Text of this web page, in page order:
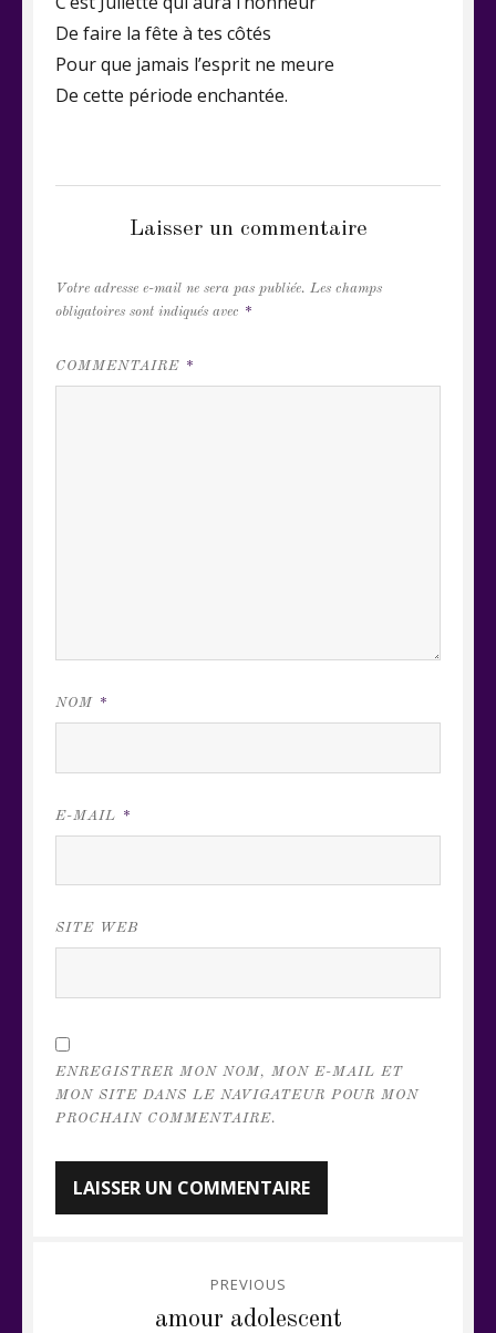
De faire la fête à tes côtés
Pour que jamais l’esprit ne meure
De cette période enchantée.
Laisser un commentaire
Votre adresse e-mail ne sera pas publiée. Les champs
obligatoires sont indiqués avec *
COMMENTAIRE *
NOM *
E-MAIL *
SITE WEB
ENREGISTRER MON NOM, MON E-MAIL ET
MON SITE DANS LE NAVIGATEUR POUR MON
PROCHAIN COMMENTAIRE.
PREVIOUS
amour adolescent